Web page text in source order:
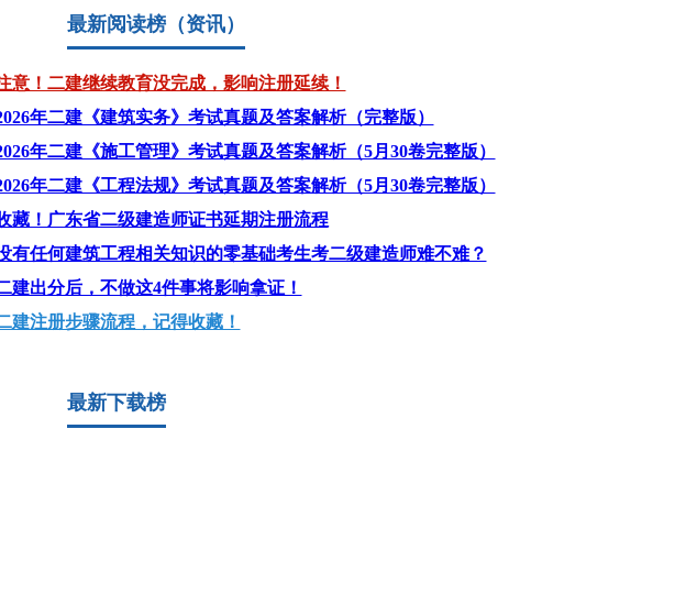
最新阅读榜（资讯）
意！二建继续教育没完成，影响注册延续！
年二建《建筑实务》考试真题及答案解析（完整版）
年二建《施工管理》考试真题及答案解析（5月30卷完整版）
年二建《工程法规》考试真题及答案解析（5月30卷完整版）
藏！广东省二级建造师证书延期注册流程
有任何建筑工程相关知识的零基础考生考二级建造师难不难？
建出分后，不做这4件事将影响拿证！
建注册步骤流程，记得收藏！
最新下载榜